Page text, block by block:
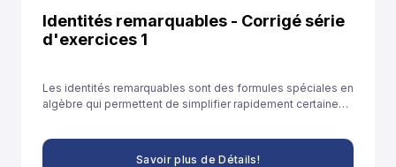
Identités remarquables - Corrigé série
d'exercices 1
Les identités remarquables sont des formules spéciales en
algèbre qui permettent de simplifier rapidement certaines
des expressions ou résoudre des équations plus
facilement.
Savoir plus de Détails!